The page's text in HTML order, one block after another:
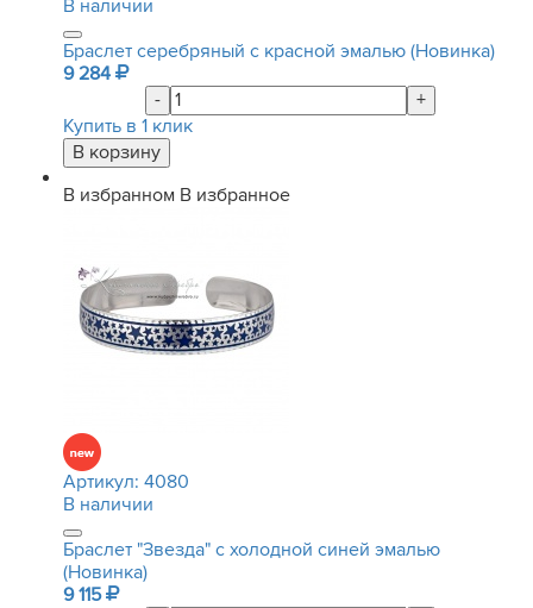
В наличии
Браслет серебряный с красной эмалью (Новинка)
9 284
-
+
Купить в 1 клик
В избранном В избранное
Артикул: 4080
В наличии
Браслет "Звезда" с холодной синей эмалью
(Новинка)
9 115